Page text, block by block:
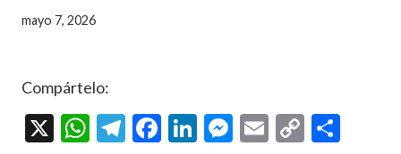
mayo 7, 2026
Compártelo:
X
W T
F
Li M E
C